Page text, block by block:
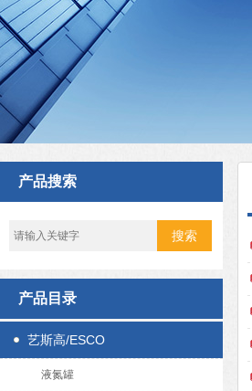
产品搜索
产品目录
艺斯高/ESCO
液氮罐